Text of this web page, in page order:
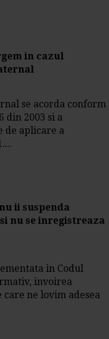
in cazul
se acorda conform
din 2003 si a
de aplicare a
ii suspenda
nu se inregistreaza
in Codul
invoirea
ne lovim adesea